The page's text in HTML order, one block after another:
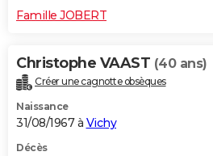
Famille JOBERT
Christophe VAAST (40 ans)
Créer une cagnotte obsèques
Naissance
31/08/1967 à Vichy
Décès